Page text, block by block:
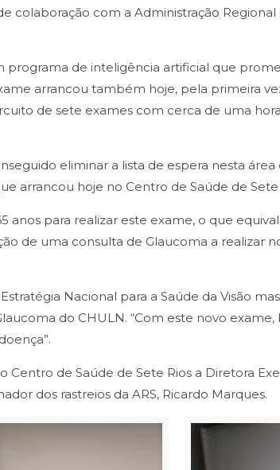
com a Administração Regional
programa de inteligência artificial que
arrancou também hoje, pela primeira
de sete exames com cerca de uma
eliminar a lista de espera nesta
arrancou hoje no Centro de Saúde de Sete
para realizar este exame, o que
de uma consulta de Glaucoma a realizar
Nacional para a Saúde da Visão
do CHULN. “Com este novo
de Saúde de Sete Rios a Diretora
dos rastreios da ARS, Ricardo Marques.